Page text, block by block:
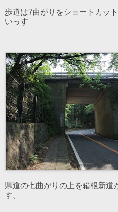
歩道は7曲がりをショートカッ
いっす
県道の七曲がりの上を箱根新道
す。